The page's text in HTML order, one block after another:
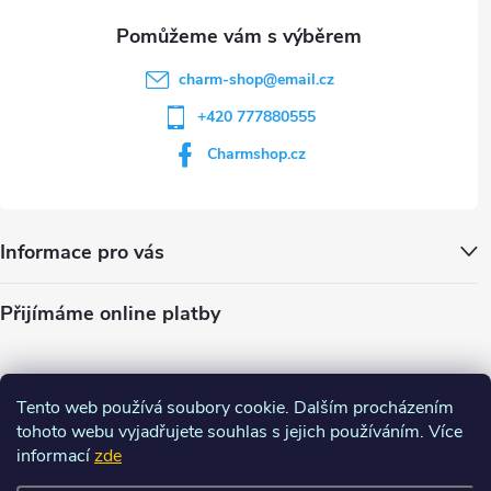
Tento web používá soubory cookie. Dalším procházením
tohoto webu vyjadřujete souhlas s jejich používáním. Více
informacízde
charm-shop@email.cz
+420 777880555
Charmshop.cz
Informace pro vás
Přijímáme online platby